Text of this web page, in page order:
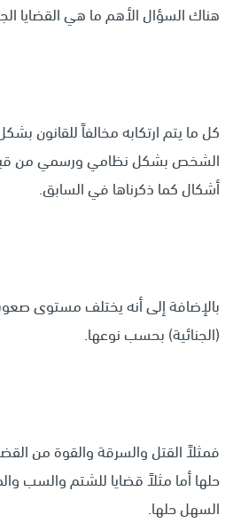
هناك السؤال الأهم ما هي القضايا
كل ما يتم ارتكابه مخالفاً للقانون
الشخص بشكل نظامي ورسمي من
أشكال كما ذكرناها في السابق.
بالإضافة إلى أنه يختلف مستوى صعوبة
(الجنائية) بحسب نوعها.
فمثلاً القتل والسرقة والقوة من
حلها أما مثلاً قضايا للشتم والسب
السهل حلها.